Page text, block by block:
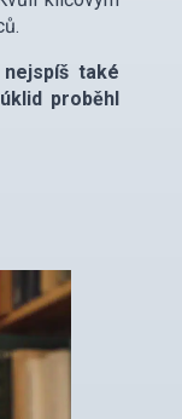
také
proběhl